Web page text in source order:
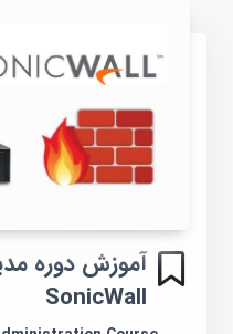
آموزش دوره
SonicWall